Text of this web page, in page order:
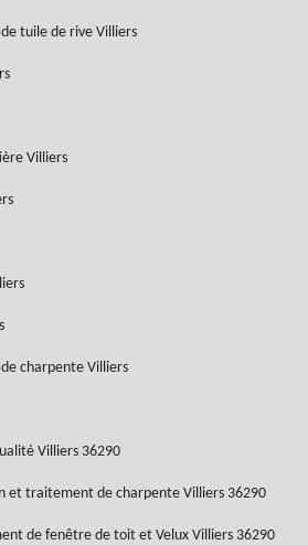
tuile de rive Villiers
Villiers
charpente Villiers
Villiers 36290
et traitement de charpente Villiers 36290
de fenêtre de toit et Velux Villiers 36290